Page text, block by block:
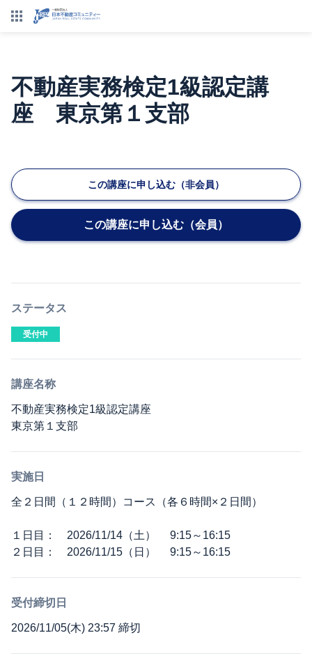
不動産実務検定1級認定講
座 東京第１支部
この講座に申し込む（非会員）
この講座に申し込む（会員）
ステータス
受付中
講座名称
不動産実務検定1級認定講座
東京第１支部
実施日
全２日間（１２時間）コース（各６時間×２日間）
１日目： 2026/11/14（土） 9:15～16:15
２日目： 2026/11/15（日） 9:15～16:15
受付締切日
2026/11/05(木) 23:57 締切